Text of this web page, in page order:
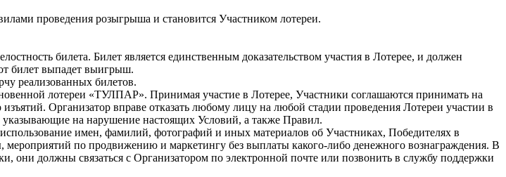
проведения розыгрыша и становится Участником лотереи.
билета. Билет является единственным доказательством участия в Лотерее, и должен
билет выпадет выигрыш.
реализованных билетов.
лотереи «ТУЛПАР». Принимая участие в Лотерее, Участники соглашаются принимать на
Организатор вправе отказать любому лицу на любой стадии проведения Лотереи участии в
на нарушение настоящих Условий, а также Правил.
имен, фамилий, фотографий и иных материалов об Участниках, Победителях в
мероприятий по продвижению и маркетингу без выплаты какого-либо денежного вознаграждения. В
они должны связаться с Организатором по электронной почте или позвонить в службу поддержки